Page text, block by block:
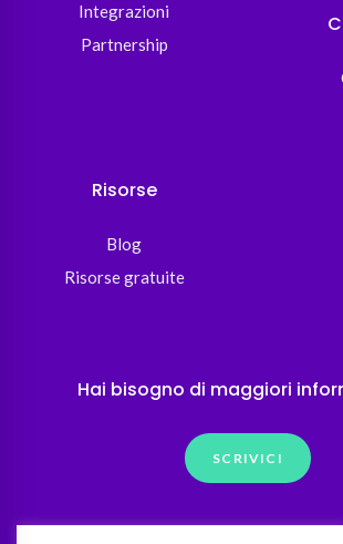
Integrazioni
Partnership
Risorse
Blog
Risorse gratuite
Hai bisogno di maggiori
SCRIVICI